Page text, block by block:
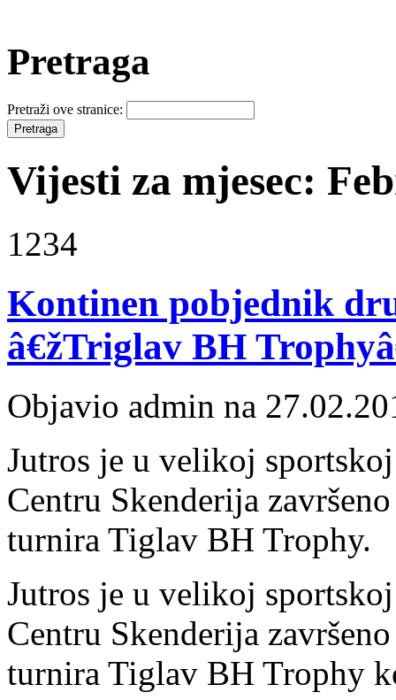
Pretraga
Pretraži ove stranice:
Vijesti za mjesec:
1234
Kontinen pobjednik
â€žTriglav BH
Objavio admin na
Jutros je u velikoj
Centru Skenderija
turnira Tiglav BH Trophy.
Jutros je u velikoj
Centru Skenderija
turnira Tiglav BH Trophy